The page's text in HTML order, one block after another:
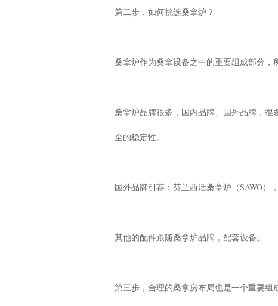
第二步，如何挑选桑拿炉？
桑拿炉作为桑拿设备之中的重要组成部分，
桑拿炉品牌很多，国内品牌、国外品牌，
全的稳定性。
国外品牌引荐：芬兰西活桑拿炉（SAWO）
其他的配件跟随桑拿炉品牌，配套设备。
第三步，合理的桑拿房布局也是一个重要